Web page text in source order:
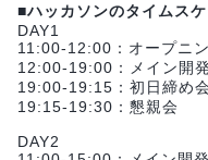
■ハッカソンのタイムス
DAY1
11:00-12:00：オープニ
12:00-19:00：メイン開
19:00-19:15：初日締め
19:15-19:30：懇親会
DAY2